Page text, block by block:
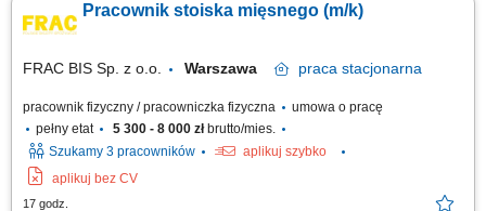
procedurami. Wystawianie dokumentów sprzedażowych oraz prawidłowe
rozliczanie kasy po zakończeniu zmiany. Udzielanie informacji
Pracownik stoiska mięsnego (m/k)
FRAC BIS Sp. z o.o. Warszawa praca stacjonarna
pracownik fizyczny / pracowniczka fizyczna
umowa o pracę
pełny etat
5 300 - 8 000 złbrutto/mies.
Szukamy 3 pracowników
aplikuj szybko
aplikuj bez CV
17 godz.